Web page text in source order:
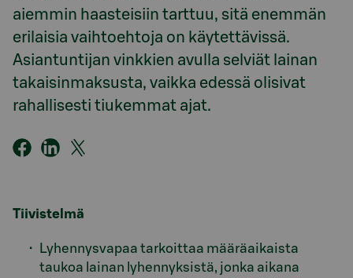
aiemmin haasteisiin tarttuu, sitä enemmän
erilaisia vaihtoehtoja on käytettävissä.
Asiantuntijan vinkkien avulla selviät lainan
takaisinmaksusta, vaikka edessä olisivat
rahallisesti tiukemmat ajat.
Tiivistelmä
Lyhennysvapaa tarkoittaa määräaikaista
taukoa lainan lyhennyksistä, jonka aikana